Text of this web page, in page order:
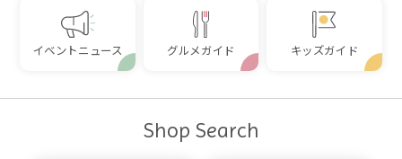
イベントニュース グルメガイド キッズガイド
Shop Search